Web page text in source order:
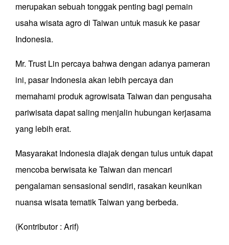
merupakan sebuah tonggak penting bagi pemain
usaha wisata agro di Taiwan untuk masuk ke pasar
Indonesia.
Mr. Trust Lin percaya bahwa dengan adanya pameran
ini, pasar Indonesia akan lebih percaya dan
memahami produk agrowisata Taiwan dan pengusaha
pariwisata dapat saling menjalin hubungan kerjasama
yang lebih erat.
Masyarakat Indonesia diajak dengan tulus untuk dapat
mencoba berwisata ke Taiwan dan mencari
pengalaman sensasional sendiri, rasakan keunikan
nuansa wisata tematik Taiwan yang berbeda.
(Kontributor : Arif)